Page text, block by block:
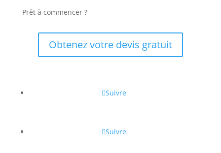
Prêt à commencer ?
Obtenez votre devis gratuit
Suivre
Suivre